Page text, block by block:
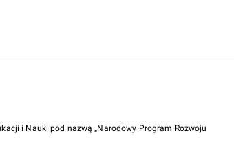
i Nauki pod nazwą „Narodowy Program Rozwoju